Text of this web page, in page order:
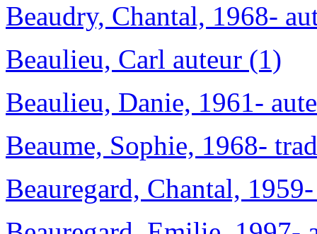
Beaudry, Chantal, 1968-
Beaulieu, Carl auteur (1)
Beaulieu, Danie, 1961-
Beaume, Sophie, 1968-
Beauregard, Chantal,